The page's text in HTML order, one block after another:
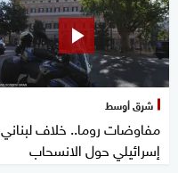
شرق أوسط
مفاوضات روما.. خلاف لبناني
إسرائيلي حول الانسحاب